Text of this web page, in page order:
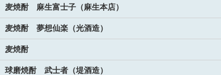
麦焼酎 麻生富士子（麻生本店）
麦焼酎 夢想仙楽（光酒造）
麦焼酎
球磨焼酎 武士者（堤酒造）